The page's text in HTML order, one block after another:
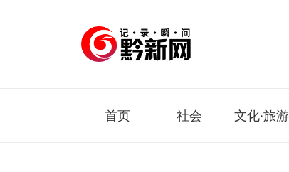
首页 社会 文化·旅游